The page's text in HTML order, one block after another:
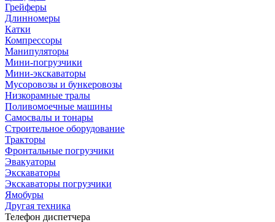
Грейферы
Длинномеры
Катки
Компрессоры
Манипуляторы
Мини-погрузчики
Мини-экскаваторы
Мусоровозы и бункеровозы
Низкорамные тралы
Поливомоечные машины
Самосвалы и тонары
Строительное оборудование
Тракторы
Фронтальные погрузчики
Эвакуаторы
Экскаваторы
Экскаваторы погрузчики
Ямобуры
Другая техника
Телефон диспетчера